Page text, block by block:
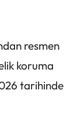
resmen
koruma
tarihinde